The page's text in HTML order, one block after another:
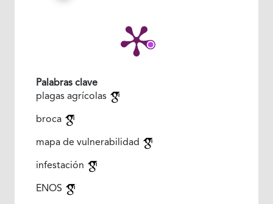
Palabras clave
plagas agrícolas
broca
mapa de vulnerabilidad
infestación
ENOS